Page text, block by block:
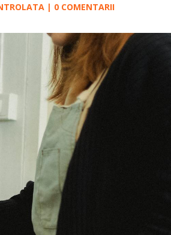
| 0 COMENTARII